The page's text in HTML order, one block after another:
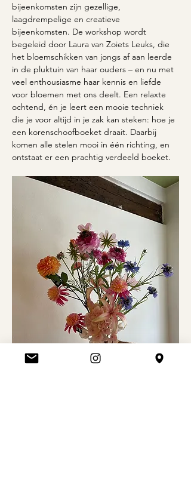
bijeenkomsten zijn gezellige,
laagdrempelige en creatieve
bijeenkomsten. De workshop wordt
begeleid door Laura van Zoiets Leuks, die
het bloemschikken van jongs af aan leerde
in de pluktuin van haar ouders – en nu met
veel enthousiasme haar kennis en liefde
voor bloemen met ons deelt. Een relaxte
ochtend, én je leert een mooie techniek
die je voor altijd in je zak kan steken: hoe je
een korenschoofboeket draait. Daarbij
komen alle stelen mooi in één richting, en
ontstaat er een prachtig verdeeld boeket.